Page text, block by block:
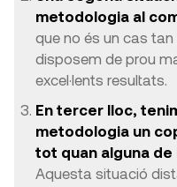
metodologia al
que no és un cas tan
disposem de prou
excel·lents resultats.
En tercer lloc,
metodologia un
tot quan alguna de
Aquesta situació